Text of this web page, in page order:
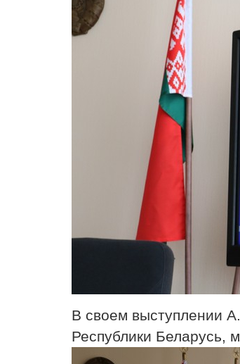
В своем выступлении
Республики Беларусь,